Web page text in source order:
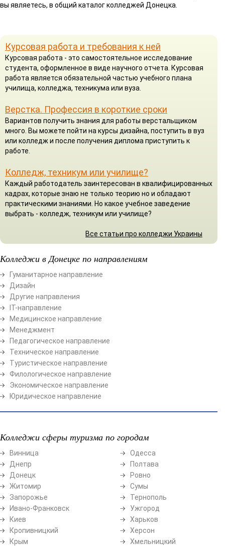
вы являетесь, в общий каталог колледжей Донецка.
Курсовая работа и требования к ней
Курсовая работа - это самостоятельное исследование
студента, оформленное в виде научного отчета. Курсовая
работа является обязательной частью учебного плана
училища, колледжа, техникума или вуза.
Верстка. Профессия в короткие сроки
Вариантов получить знания для работы верстальщиком
много. Вы можете пойти на курсы дизайна, поступить в вуз
или колледж и после получения диплома приступить к
работе.
Колледж, техникум или училище?
Каждый работодатель заинтересован в квалифицированных
кадрах, которые знаю не только теорию но и обладают
практическими знаниями. Но какое учебное заведение
выбрать - колледж, техникум или училище?
Все статьи про колледжи Украины
Колледжи в Донецке по направлениям
Гуманитарное направление
Дизайн
Другие направления
ІТ-направление
Медицинское направление
Менеджмент
Педагогическое направление
Техническое направление
Туристическое направление
Филологическое направление
Экономическое направление
Юридическое направление
Колледжи сферы туризма по городам
Винница
Днепр
Донецк
Житомир
Запорожье
Ивано-Франковск
Киев
Кропивницкий
Крым
Одесса
Полтава
Ровно
Сумы
Тернополь
Ужгород
Харьков
Херсон
Хмельницкий